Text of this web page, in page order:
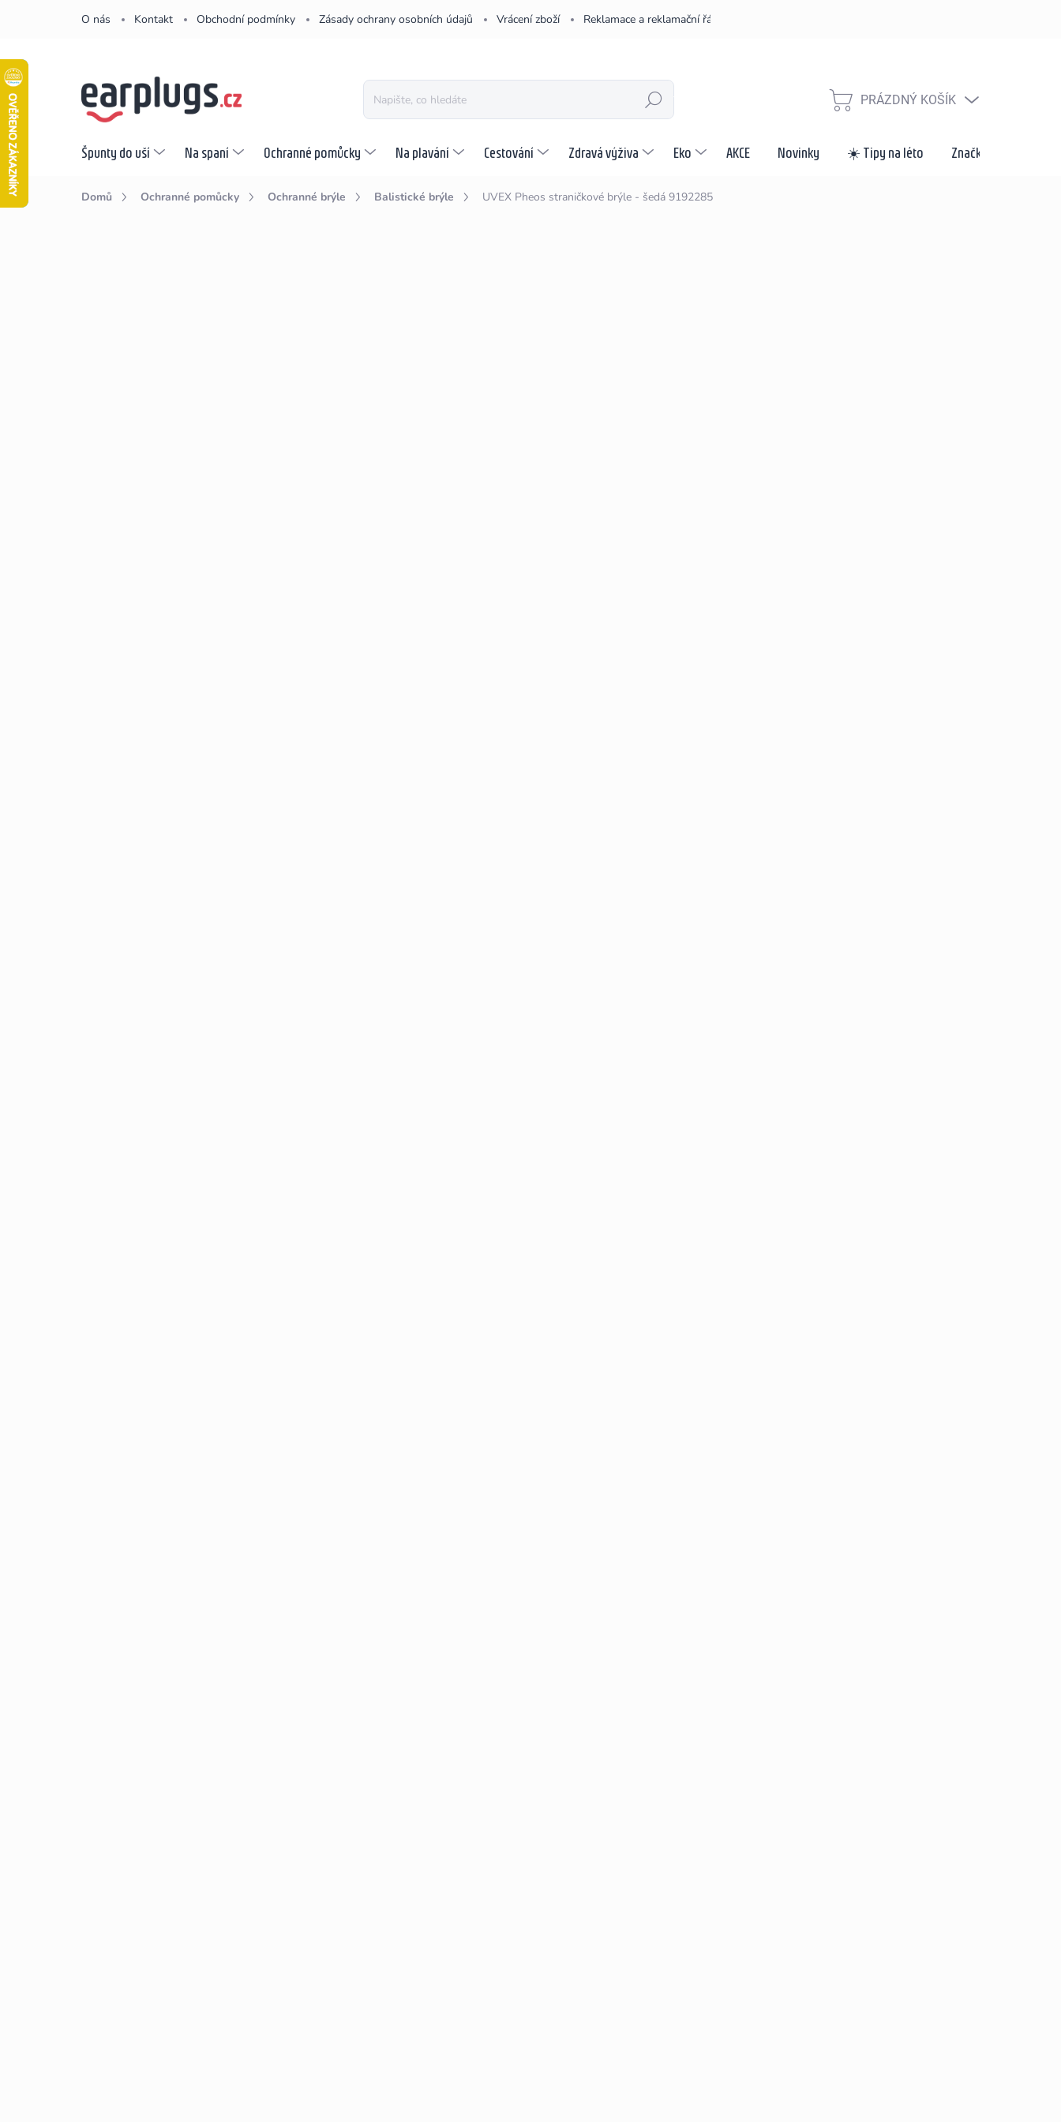
O nás Kontakt Obchodní podmínky Zásady ochrany osobních údajů Vrácení zboží Reklamace a reklamační řád
HLEDAT
NÁKUPNÍ
PRÁZDNÝ KOŠÍK
Špunty do uší Na spaní Ochranné pomůcky Na plavání Cestování Zdravá výživa Eko AKCE Novinky ☀️ Tipy na léto Značky
Domů Ochranné pomůcky Ochranné brýle Balistické brýle UVEX Pheos straničkové brýle - šedá 9192285